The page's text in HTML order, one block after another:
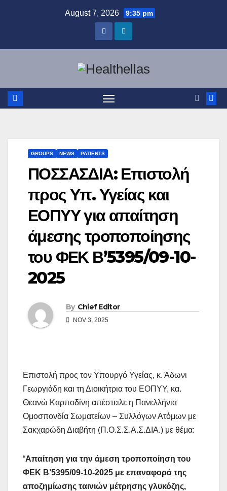
August 7, 2026 9:35 pm
GROUPS NEWS PATIENTS
ΠΟΣΣΑΣΔΙΑ: Επιστολή
προς Υπ. Υγείας και
ΕΟΠΥΥ για απαίτηση
άμεσης τροποποίησης
του ΦΕΚ Β’5395/09-10-
2025
By Chief Editor
NOV 3, 2025
Επιστολή προς τον Υπουργό Υγείας, κ. Άδωνι
Γεωργιάδη και τη Διοικήτρια του ΕΟΠΥΥ, κα.
Θεανώ Καρποδίνη απέστειλε η Πανελλήνια
Ομοσπονδία Σωματείων – Συλλόγων Ατόμων με
Σακχαρώδη Διαβήτη (Π.Ο.Σ.Σ.Α.Σ.ΔΙΑ.) με θέμα:
“Απαίτηση για την άμεση τροποποίηση του
ΦΕΚ Β’5395/09-10-2025 με επαναφορά της
αποζημίωσης ταινιών μέτρησης γλυκόζης,